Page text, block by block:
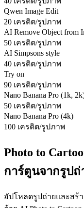
Qwen Image Edit
20 เครดิต/รูปภาพ
AI Remove Object from
50 เครดิต/รูปภาพ
AI Simpsons style
40 เครดิต/รูปภาพ
Try on
90 เครดิต/รูปภาพ
Nano Banana Pro (1k,
50 เครดิต/รูปภาพ
Nano Banana Pro (4k)
100 เครดิต/รูปภาพ
Photo to
การ์ตูนจากรูป
อัปโหลดรูปถ่ายและสร้